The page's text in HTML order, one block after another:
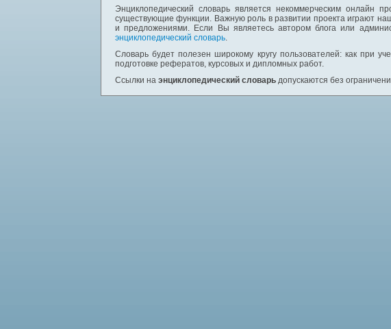
Энциклопедический словарь является некоммерческим онлайн
существующие функции. Важную роль в развитии проекта играют
и предложениями. Если Вы являетесь автором блога или
энциклопедический словарь.
Словарь будет полезен широкому кругу пользователей: как при
подготовке рефератов, курсовых и дипломных работ.
Ссылки на энциклопедический словарь допускаются без